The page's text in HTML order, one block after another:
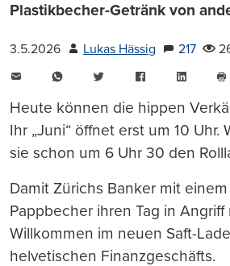
Plastikbecher-Getränk von
3.5.2026 Lukas Hässig 217
WhatsAppTwitter FacebookLinkedIn
Heute können die hippen
Ihr „Juni“ öffnet erst um 10 Uhr.
sie schon um 6 Uhr 30 den
Damit Zürichs Banker mit
Pappbecher ihren Tag in
Willkommen im neuen Saft-
helvetischen Finanzgeschäfts.